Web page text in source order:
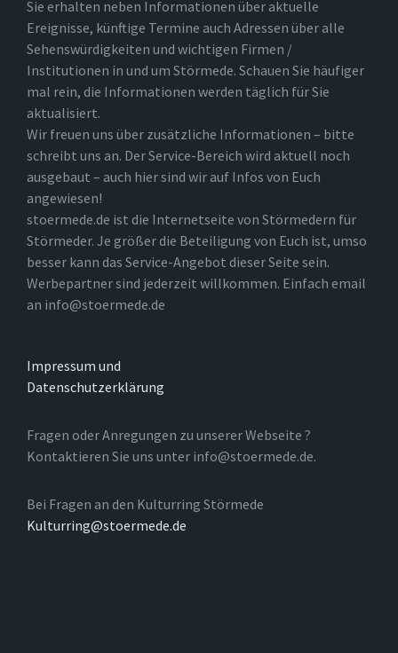
Sie erhalten neben Informationen über aktuelle
Ereignisse, künftige Termine auch Adressen über alle
Sehenswürdigkeiten und wichtigen Firmen /
Institutionen in und um Störmede. Schauen Sie häufiger
mal rein, die Informationen werden täglich für Sie
aktualisiert.
Wir freuen uns über zusätzliche Informationen – bitte
schreibt uns an. Der Service-Bereich wird aktuell noch
ausgebaut – auch hier sind wir auf Infos von Euch
angewiesen!
stoermede.de ist die Internetseite von Störmedern für
Störmeder. Je größer die Beteiligung von Euch ist, umso
besser kann das Service-Angebot dieser Seite sein.
Werbepartner sind jederzeit willkommen. Einfach email
an info@stoermede.de
Impressum und
Datenschutzerklärung
Fragen oder Anregungen zu unserer Webseite ?
Kontaktieren Sie uns unter info@stoermede.de.
Bei Fragen an den Kulturring Störmede
Kulturring@stoermede.de